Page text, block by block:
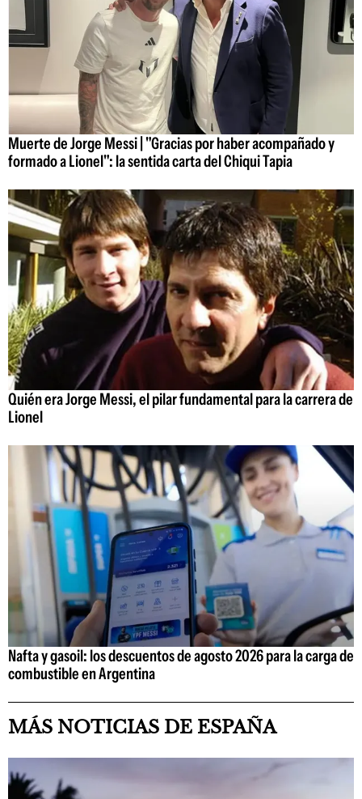
Muerte de Jorge Messi | "Gracias por haber acompañado y
formado a Lionel": la sentida carta del Chiqui Tapia
Quién era Jorge Messi, el pilar fundamental para la carrera de
Lionel
Nafta y gasoil: los descuentos de agosto 2026 para la carga de
combustible en Argentina
MÁS NOTICIAS DE ESPAÑA